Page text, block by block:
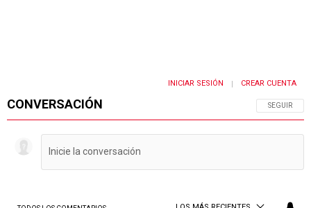
CONVERSACIÓN SIGA ESTA
SEGUIR
INICIAR SESIÓN | CREAR CUENTA